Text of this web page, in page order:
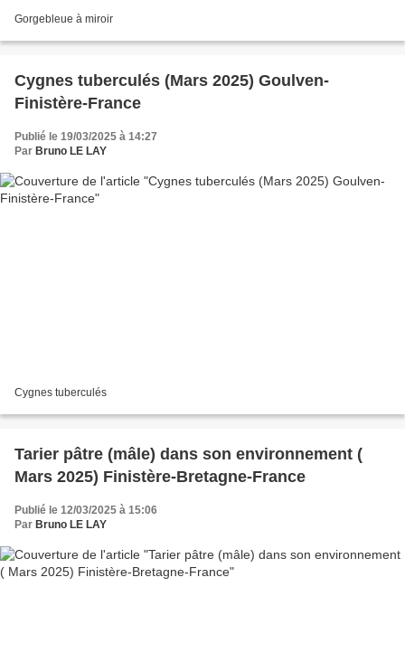
Gorgebleue à miroir
Cygnes tuberculés (Mars 2025) Goulven-
Finistère-France
Publié le 19/03/2025 à 14:27
Par Bruno LE LAY
Cygnes tuberculés
Tarier pâtre (mâle) dans son environnement (
Mars 2025) Finistère-Bretagne-France
Publié le 12/03/2025 à 15:06
Par Bruno LE LAY